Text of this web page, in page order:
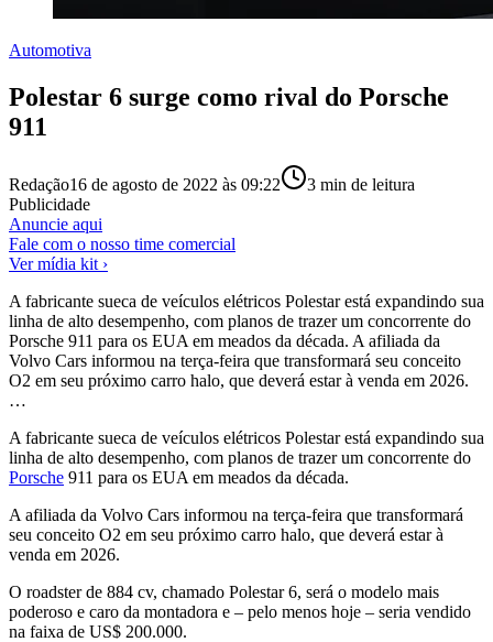
Automotiva
Polestar 6 surge como rival do Porsche
911
Redação16 de agosto de 2022 às 09:22 3 min de leitura
Publicidade
Anuncie aqui
Fale com o nosso time comercial
Ver mídia kit ›
A fabricante sueca de veículos elétricos Polestar está expandindo sua
linha de alto desempenho, com planos de trazer um concorrente do
Porsche 911 para os EUA em meados da década. A afiliada da
Volvo Cars informou na terça-feira que transformará seu conceito
O2 em seu próximo carro halo, que deverá estar à venda em 2026.
…
A fabricante sueca de veículos elétricos Polestar está expandindo sua
linha de alto desempenho, com planos de trazer um concorrente do
Porsche 911 para os EUA em meados da década.
A afiliada da Volvo Cars informou na terça-feira que transformará
seu conceito O2 em seu próximo carro halo, que deverá estar à
venda em 2026.
O roadster de 884 cv, chamado Polestar 6, será o modelo mais
poderoso e caro da montadora e – pelo menos hoje – seria vendido
na faixa de US$ 200.000.